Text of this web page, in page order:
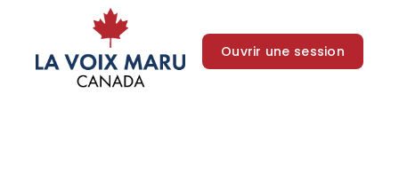
Ouvrir une session